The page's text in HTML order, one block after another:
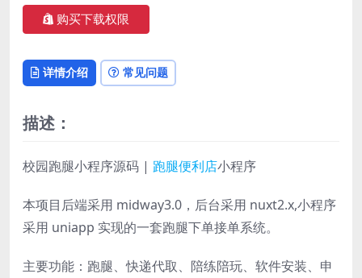
购买下载权限
详情介绍 常见问题
描述：
校园跑腿小程序源码 | 跑腿便利店小程序
本项目后端采用 midway3.0，后台采用 nuxt2.x,小程序
采用 uniapp 实现的一套跑腿下单接单系统。
主要功能：跑腿、快递代取、陪练陪玩、软件安装、申